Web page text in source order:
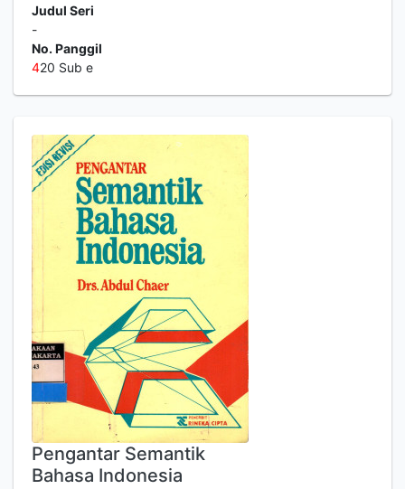
Judul Seri
-
No. Panggil
420 Sub e
Pengantar Semantik
Bahasa Indonesia